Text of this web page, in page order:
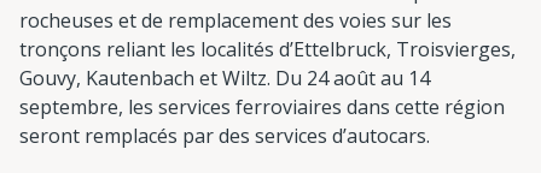
rocheuses et de remplacement des voies sur les
tronçons reliant les localités d’Ettelbruck, Troisvierges,
Gouvy, Kautenbach et Wiltz. Du 24 août au 14
septembre, les services ferroviaires dans cette région
seront remplacés par des services d’autocars.